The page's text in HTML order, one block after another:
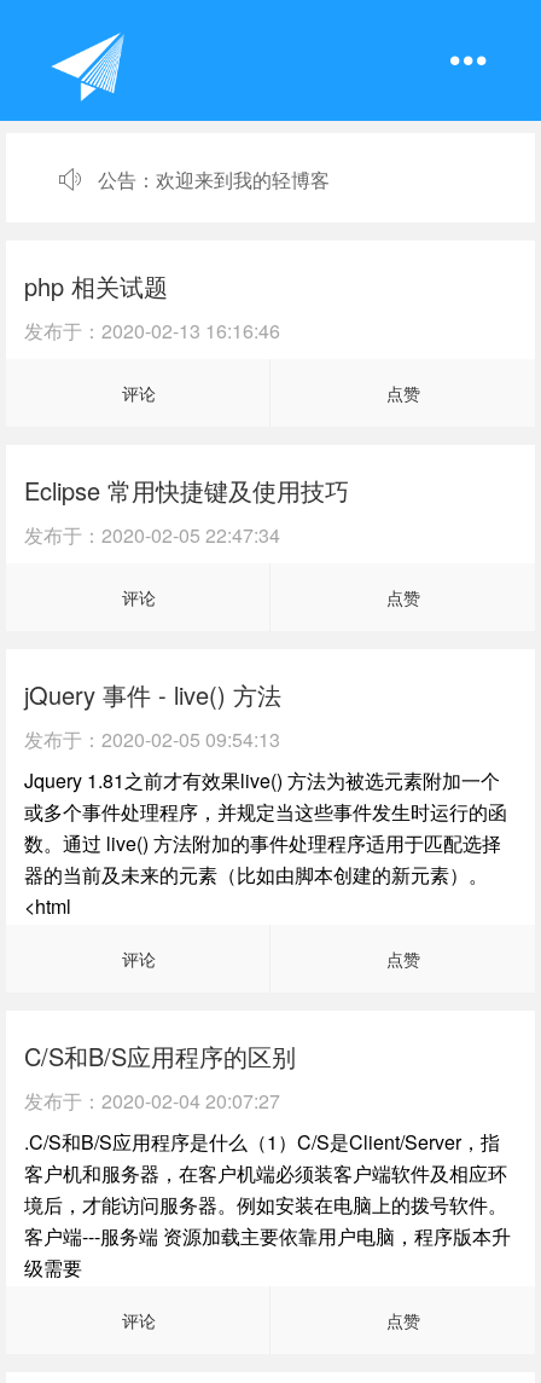
公告： 欢迎来到我的轻博客
php 相关试题
发布于： 2020-02-13 16:16:46
评论 点赞
Eclipse 常用快捷键及使用技巧
发布于： 2020-02-05 22:47:34
评论 点赞
jQuery 事件 - live() 方法
发布于： 2020-02-05 09:54:13
Jquery 1.81之前才有效果live() 方法为被选元素附加一个
或多个事件处理程序，并规定当这些事件发生时运行的函
数。通过 live() 方法附加的事件处理程序适用于匹配选择
器的当前及未来的元素（比如由脚本创建的新元素）。
<html
评论 点赞
C/S和B/S应用程序的区别
发布于： 2020-02-04 20:07:27
.C/S和B/S应用程序是什么（1）C/S是Client/Server，指
客户机和服务器，在客户机端必须装客户端软件及相应环
境后，才能访问服务器。例如安装在电脑上的拨号软件。
客户端---服务端 资源加载主要依靠用户电脑，程序版本升
级需要
评论 点赞